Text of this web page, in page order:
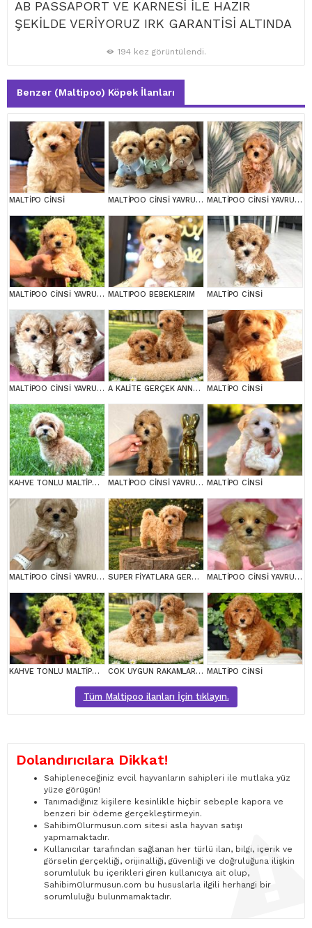
AB PASSAPORT VE KARNESİ İLE HAZIR
ŞEKİLDE VERİYORUZ IRK GARANTİSİ ALTINDA
194 kez görüntülendi.
Benzer (Maltipoo) Köpek İlanları
MALTİPO CİNSİ MALTİPOO CİNSİ YAVRULAR EV ÜRETİMİ MALTİPOO CİNSİ YAVRULAR EV ÜRETİMİ
MALTİPOO CİNSİ YAVRULAR EV ÜRETİMİ MALTIPOO BEBEKLERIM MALTİPO CİNSİ
MALTİPOO CİNSİ YAVRULAR EV ÜRETİMİ A KALİTE GERÇEK ANNE BABA MALTİPOO YAVRULAR MALTİPO CİNSİ
KAHVE TONLU MALTİPOO CİNSİ YAVRULAR MALTİPOO CİNSİ YAVRULAR EV ÜRETİMİ MALTİPO CİNSİ
MALTİPOO CİNSİ YAVRULAR EV ÜRETİMİ SUPER FİYATLARA GERÇEK MALTİPOO YAVRULAR MALTİPOO CİNSİ YAVRULAR EV ÜRETİMİ
KAHVE TONLU MALTİPOO CİNSİ YAVRULAR COK UYGUN RAKAMLARA GERÇEK MALTİPOO YAVRULAR MALTİPO CİNSİ
Tüm Maltipoo ilanları İçin tıklayın.
Dolandırıcılara Dikkat!
Sahipleneceğiniz evcil hayvanların sahipleri ile mutlaka yüz
yüze görüşün!
Tanımadığınız kişilere kesinlikle hiçbir sebeple kapora ve
benzeri bir ödeme gerçekleştirmeyin.
SahibimOlurmusun.com sitesi asla hayvan satışı
yapmamaktadır.
Kullanıcılar tarafından sağlanan her türlü ilan, bilgi, içerik ve
görselin gerçekliği, orijinalliği, güvenliği ve doğruluğuna ilişkin
sorumluluk bu içerikleri giren kullanıcıya ait olup,
SahibimOlurmusun.com bu hususlarla ilgili herhangi bir
sorumluluğu bulunmamaktadır.